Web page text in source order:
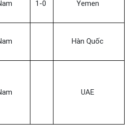
1-0 Yemen
Hàn Quốc
UAE